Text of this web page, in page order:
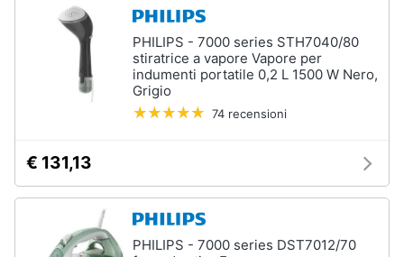
PHILIPS - 7000 series STH7040/80
stiratrice a vapore Vapore per
indumenti portatile 0,2 L 1500 W Nero,
Grigio
74 recensioni
€ 131,13
PHILIPS - 7000 series DST7012/70